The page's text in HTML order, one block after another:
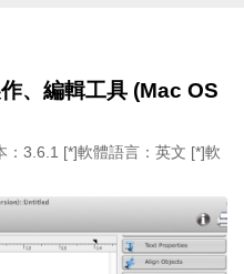
、編輯工具 (Mac OS
3.6.1 [*]軟體語言：英文 [*]軟